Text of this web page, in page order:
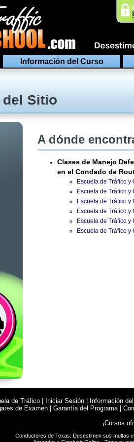
Información del Curso
del Sitio
A dónde
Clases de Manejo
en el Condado de
Escuela de Tráfico
Escuela de Tráfico
Escuela de Tráfico
Escuela de Tráfico
Escuela de Tráfico
Escuela de Tráfico
de Tráfico Iniciar Sesión
Información
de Examen Garantía del Programa|
¡Cursos
Conductores de Texas: Desestimen sus multas